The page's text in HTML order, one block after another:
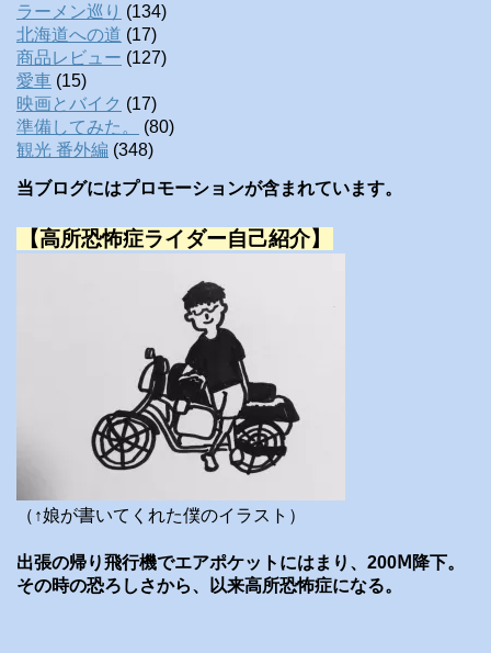
ラーメン巡り (134)
北海道への道 (17)
商品レビュー (127)
愛車 (15)
映画とバイク (17)
準備してみた。
(80)
観光 番外編 (348)
当ブログにはプロモーションが含まれています。
【高所恐怖症ライダー自己紹介】
（↑娘が書いてくれた僕のイラスト）
出張の帰り飛行機でエアポケットにはまり、200Ⅿ降下。
その時の恐ろしさから、以来高所恐怖症になる。